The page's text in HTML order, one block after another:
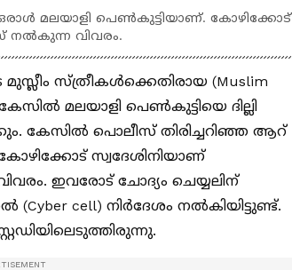
മലയാളി പെണ്‍കുട്ടിയാണ്. കോഴിക്കോട്
നല്‍കുന്ന വിവരം.
സ്ത്രീകള്‍ക്കെതിരായ (Muslim
മലയാളി പെണ്‍കുട്ടിയെ ദില്ലി
കേസില്‍ പൊലീസ് തിരിച്ചറിഞ്ഞ ആറ്
സ്വദേശിനിയാണ്
ഇവരോട് ചോദ്യം ചെയ്യലിന്
cell) നിര്‍ദേശം നല്‍കിയിട്ടുണ്ട്.